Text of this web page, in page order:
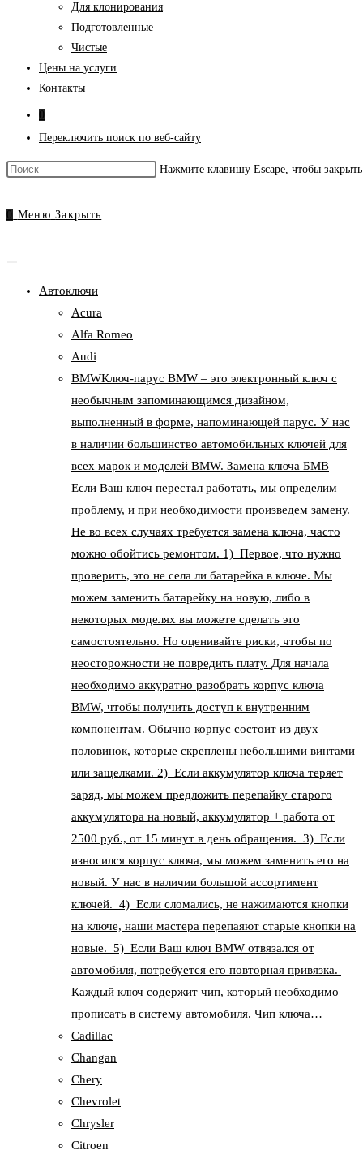
Для клонирования
Подготовленные
Чистые
Цены на услуги
Контакты
0
Переключить поиск по веб-сайту
Нажмите клавишу Escape, чтобы
0 Меню Закрыть
Автоключи
Acura
Alfa Romeo
Audi
BMWКлюч-парус BMW – это электронный ключ с
необычным запоминающимся дизайном,
выполненный в форме, напоминающей парус. У нас
в наличии большинство автомобильных ключей для
всех марок и моделей BMW. Замена ключа БМВ
Если Ваш ключ перестал работать, мы определим
проблему, и при необходимости произведем замену.
Не во всех случаях требуется замена ключа, часто
можно обойтись ремонтом. 1) Первое, что нужно
проверить, это не села ли батарейка в ключе. Мы
можем заменить батарейку на новую, либо в
некоторых моделях вы можете сделать это
самостоятельно. Но оценивайте риски, чтобы по
неосторожности не повредить плату. Для начала
необходимо аккуратно разобрать корпус ключа
BMW, чтобы получить доступ к внутренним
компонентам. Обычно корпус состоит из двух
половинок, которые скреплены небольшими винтами
или защелками. 2) Если аккумулятор ключа теряет
заряд, мы можем предложить перепайку старого
аккумулятора на новый, аккумулятор + работа от
2500 руб., от 15 минут в день обращения. 3) Если
износился корпус ключа, мы можем заменить его на
новый. У нас в наличии большой ассортимент
ключей. 4) Если сломались, не нажимаются кнопки
на ключе, наши мастера перепаяют старые кнопки на
новые. 5) Если Ваш ключ BMW отвязался от
автомобиля, потребуется его повторная привязка.
Каждый ключ содержит чип, который необходимо
прописать в систему автомобиля. Чип ключа…
Cadillac
Changan
Chery
Chevrolet
Chrysler
Citroen